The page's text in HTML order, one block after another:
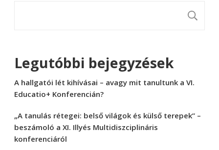
Legutóbbi bejegyzések
A hallgatói lét kihívásai – avagy mit tanultunk a VI.
Educatio+ Konferencián?
„A tanulás rétegei: belső világok és külső terepek” –
beszámoló a XI. Illyés Multidiszciplináris
konferenciáról